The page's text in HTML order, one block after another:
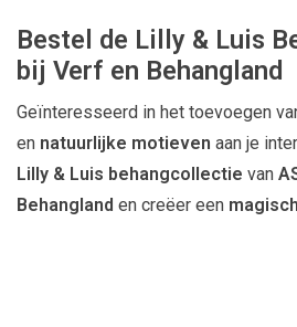
Bestel de Lilly & Luis
bij Verf en Behangland
Geïnteresseerd in het toevoegen
en natuurlijke motieven aan je
Lilly & Luis behangcollectie van
Behangland en creëer een